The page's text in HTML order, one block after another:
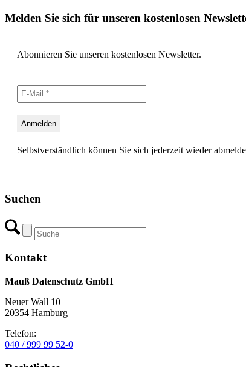
Melden Sie sich für unseren kostenlosen
Abonnieren Sie unseren kostenlosen Newsletter.
Selbstverständlich können Sie sich jederzeit wieder
Suchen
Kontakt
Mauß Datenschutz GmbH
Neuer Wall 10
20354 Hamburg
Telefon:
040 / 999 99 52-0